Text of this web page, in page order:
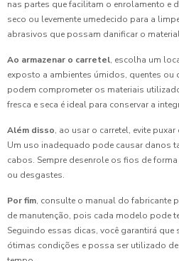
nas partes que facilitam o enrolamento e
seco ou levemente umedecido para a
abrasivos que possam danificar o
Ao armazenar o carretel, escolha um
exposto a ambientes úmidos, quentes ou
podem comprometer os materiais
fresca e seca é ideal para conservar a
Além disso, ao usar o carretel, evite
Um uso inadequado pode causar danos
cabos. Sempre desenrole os fios de
ou desgastes.
Por fim, consulte o manual do fabricante
de manutenção, pois cada modelo pode
Seguindo essas dicas, você garantirá que
ótimas condições e possa ser utilizado